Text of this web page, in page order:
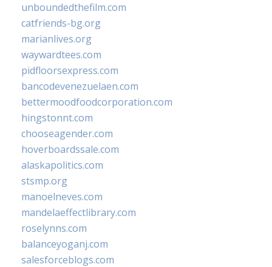
unboundedthefilm.com
catfriends-bg.org
marianlives.org
waywardtees.com
pidfloorsexpress.com
bancodevenezuelaen.com
bettermoodfoodcorporation.com
hingstonnt.com
chooseagender.com
hoverboardssale.com
alaskapolitics.com
stsmp.org
manoelneves.com
mandelaeffectlibrary.com
roselynns.com
balanceyoganj.com
salesforceblogs.com